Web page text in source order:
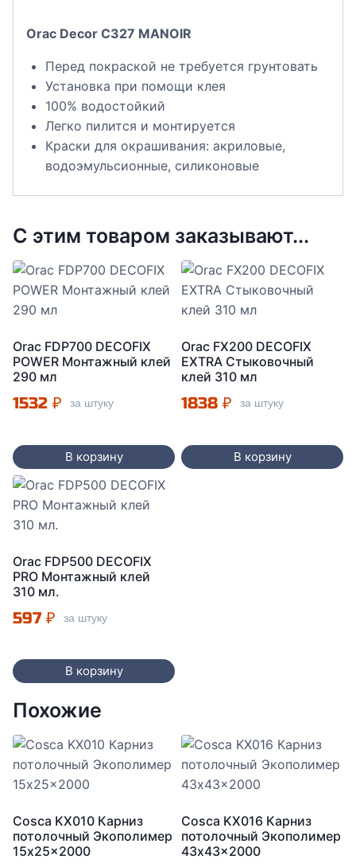
Orac Decor C327 MANOIR
Перед покраской не требуется грунтовать
Установка при помощи клея
100% водостойкий
Легко пилится и монтируется
Краски для окрашивания: акриловые,
водоэмульсионные, силиконовые
С этим товаром заказывают...
Orac FDP700 DECOFIX
POWER Монтажный клей
290 мл
1532 ₽ за штуку
В корзину
Orac FX200 DECOFIX
EXTRA Стыковочный
клей 310 мл
1838 ₽ за штуку
В корзину
Orac FDP500 DECOFIX
PRO Монтажный клей
310 мл.
597 ₽ за штуку
В корзину
Похожие
Cosca KX010 Карниз
потолочный Экополимер
15x25x2000
Cosca KX016 Карниз
потолочный Экополимер
43x43x2000